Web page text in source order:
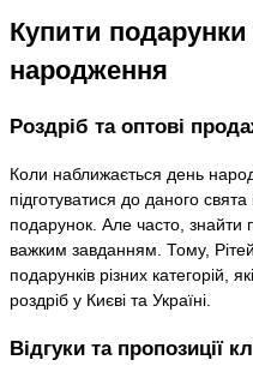
Купити
народження
Роздріб та оптові
Коли наближається день
підготуватися до даного
подарунок. Але часто,
важким завданням. Тому,
подарунків різних категорій,
роздріб у Києві та Україні.
Відгуки та пропозиції